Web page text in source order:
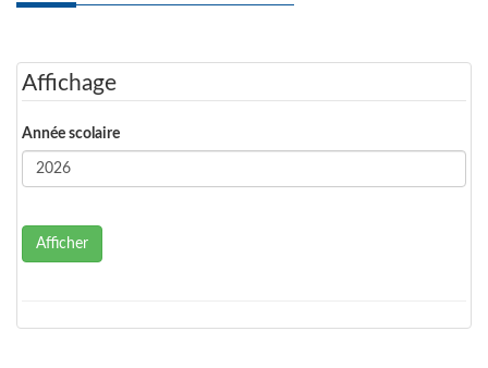
Affichage
Année scolaire
Afficher